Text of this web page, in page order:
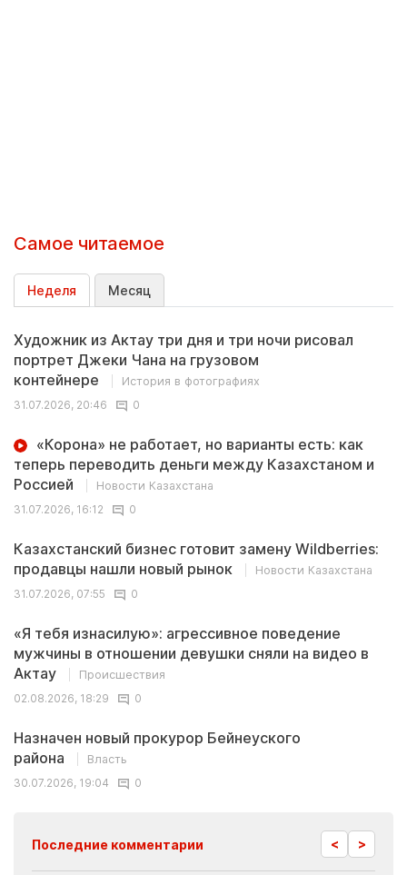
Самое читаемое
Неделя Месяц
Художник из Актау три дня и три ночи рисовал
портрет Джеки Чана на грузовом
контейнере
История в фотографиях
31.07.2026, 20:46
0
«Корона» не работает, но варианты есть: как
теперь переводить деньги между Казахстаном и
Россией
Новости Казахстана
31.07.2026, 16:12
0
Казахстанский бизнес готовит замену Wildberries:
продавцы нашли новый рынок
Новости Казахстана
31.07.2026, 07:55
0
«Я тебя изнасилую»: агрессивное поведение
мужчины в отношении девушки сняли на видео в
Актау
Происшествия
02.08.2026, 18:29
0
Назначен новый прокурор Бейнеуского
района
Власть
30.07.2026, 19:04
0
Последние комментарии < >